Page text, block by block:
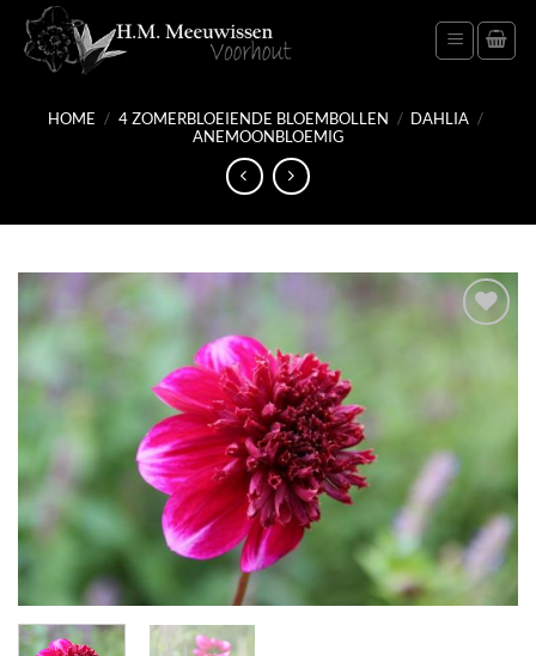
naar
inhoud
HOME / 4 ZOMERBLOEIENDE BLOEMBOLLEN / DAHLIA /
ANEMOONBLOEMIG